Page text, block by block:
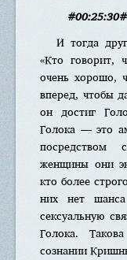
#00:25:30#
И тогда
«Кто говорит,
очень хорошо,
вперед, чтобы
он достиг
Голока — это
посредством
женщины они
кто более
них нет
сексуальную
Голока.
сознании